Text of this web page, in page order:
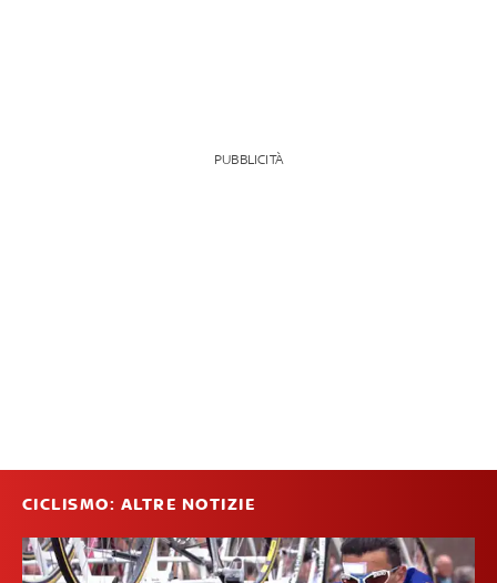
PUBBLICITÀ
CICLISMO: ALTRE NOTIZIE